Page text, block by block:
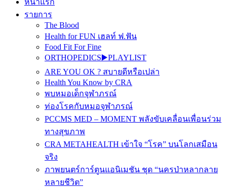
หน้าแรก
รายการ
The Blood
Health for FUN เฮลท์ ฟ.ฟัน
Food Fit For Fine
ORTHOPEDICS▶️PLAYLIST
ARE YOU OK ? สบายดีหรือเปล่า
Health You Know by CRA
พบหมอเด็กจุฬาภรณ์
ท่องโรคกับหมอจุฬาภรณ์
PCCMS MED – MOMENT พลังขับเคลื่อนเพื่อนร่วม
ทางสุขภาพ
CRA METAHEALTH เข้าใจ “โรค” บนโลกเสมือน
จริง
ภาพยนตร์การ์ตูนแอนิเมชัน ชุด “นครป่าหลากลาย
หลายชีวิต”